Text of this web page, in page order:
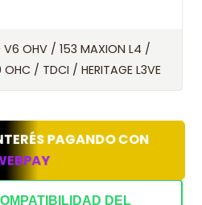
V6 OHV / 153 MAXION L4 /
OHC / TDCI / HERITAGE L3VE
PAGANDO CON
DEL